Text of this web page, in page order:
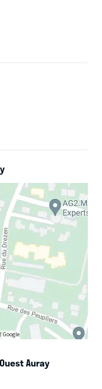
trouvent alors la
s'était venté d'une
sur les
il entend bien
grandes illusions
public.
d'humour et
Google
Auray